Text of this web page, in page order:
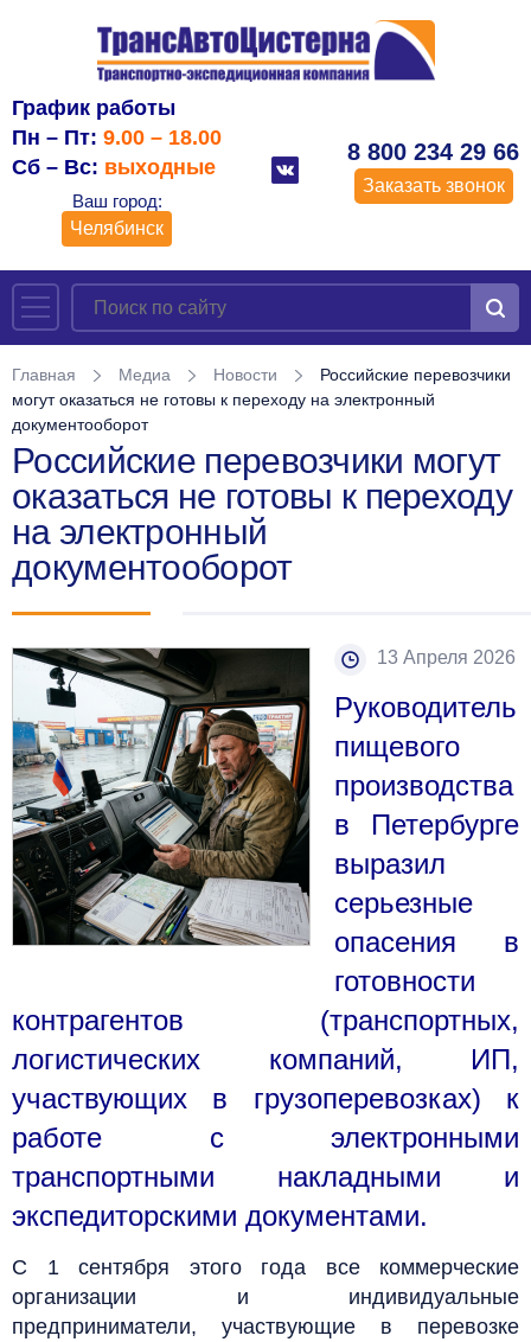
График работы
Пн – Пт: 9.00 – 18.00
Сб – Вс: выходные
Ваш город:
Челябинск
8 800 234 29 66
Заказать звонок
Главная Медиа Новости
Российские перевозчики
могут оказаться не готовы к переходу на электронный
документооборот
Российские перевозчики могут
оказаться не готовы к переходу
на электронный
документооборот
13 Апреля 2026
Руководитель
пищевого
производства
в Петербурге
выразил
серьезные
опасения в
готовности
контрагентов (транспортных,
логистических компаний, ИП,
участвующих в грузоперевозках) к
работе с электронными
транспортными накладными и
экспедиторскими документами.
С 1 сентября этого года все коммерческие
организации и индивидуальные
предприниматели, участвующие в перевозке